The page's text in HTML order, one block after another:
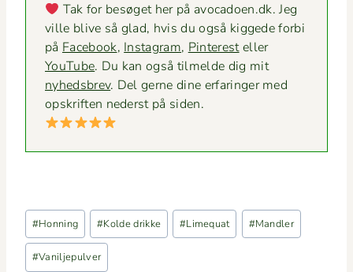
Tak for besøget her på avocadoen.dk. Jeg
ville blive så glad, hvis du også kiggede for­bi
på Face­book, Insta­gram, Pin­ter­esteller
YouTube. Du kan også tilmelde dig mit
nyheds­brev. Del gerne dine erfaringer med
opskriften ned­er­st på siden.
Indlæg-
tags:
#Honning #Kolde drikke #Limequat #Mandler
#Vaniljepulver